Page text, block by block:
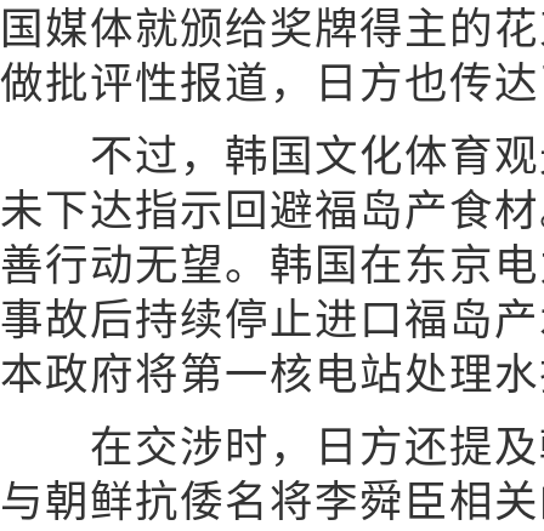
国媒体就颁给奖牌得主的
做批评性报道，日方也传
不过，韩国文化体育观
未下达指示回避福岛产食
善行动无望。韩国在东京
事故后持续停止进口福岛
本政府将第一核电站处理
在交涉时，日方还提及
与朝鲜抗倭名将李舜臣相